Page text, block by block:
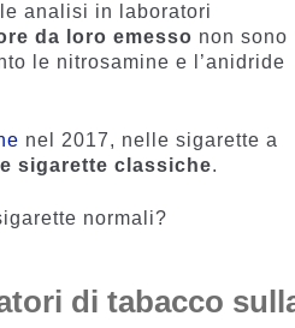
analisi in laboratori
da loro emesso non sono
le nitrosamine e l’anidride
nel 2017, nelle sigarette a
sigarette classiche.
normali?
di tabacco